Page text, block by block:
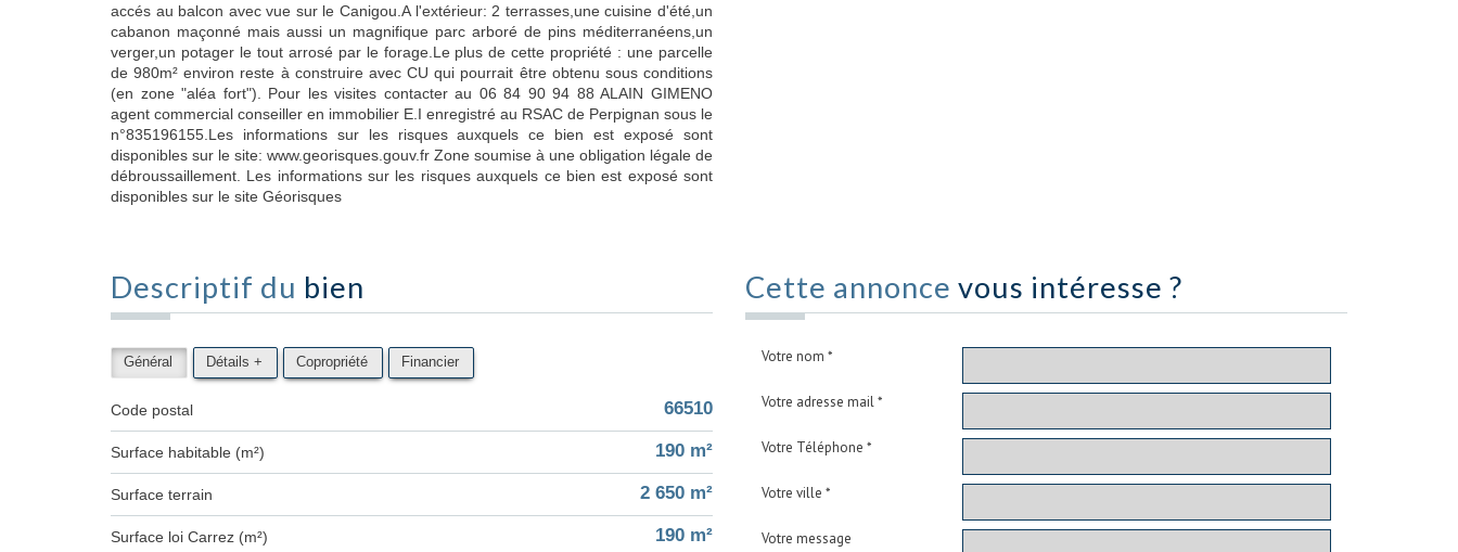
accés au balcon avec vue sur le Canigou.A l'extérieur: 2 terrasses,une cuisine d'été,un
cabanon maçonné mais aussi un magnifique parc arboré de pins méditerranéens,un
verger,un potager le tout arrosé par le forage.Le plus de cette propriété : une parcelle
de 980m² environ reste à construire avec CU qui pourrait être obtenu sous conditions
(en zone "aléa fort"). Pour les visites contacter au 06 84 90 94 88 ALAIN GIMENO
agent commercial conseiller en immobilier E.I enregistré au RSAC de Perpignan sous le
n°835196155.Les informations sur les risques auxquels ce bien est exposé sont
disponibles sur le site: www.georisques.gouv.fr Zone soumise à une obligation légale de
débroussaillement. Les informations sur les risques auxquels ce bien est exposé sont
disponibles sur le site Géorisques
Descriptif du bien
Général Détails + Copropriété Financier
Code postal 66510
Surface habitable (m²) 190 m²
surface terrain 2 650 m²
Surface loi Carrez (m²) 190 m²
Cette annonce vous intéresse ?
Votre nom *
Votre adresse mail *
Votre Téléphone *
Votre ville *
Votre message